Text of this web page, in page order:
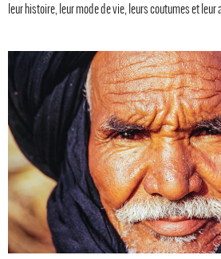
leur histoire, leur mode de vie, leurs coutumes et leur